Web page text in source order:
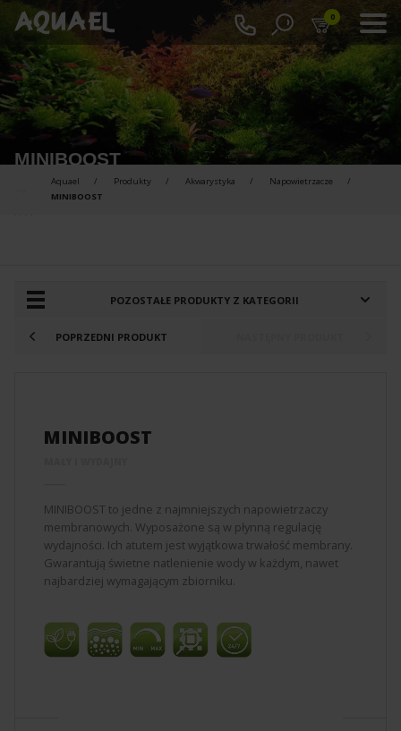
0
MINIBOOST
Aquael Produkty Akwarystyka
Napowietrzacze
MINIBOOST
PRODUKTY DO PORÓWNANIA :
POZOSTAŁE PRODUKTY Z KATEGORII
POPRZEDNI PRODUKT
MINIBOOST
MINIBOOST to jedne z najmniejszych napowietrzaczy
membranowych. Wyposażone są w płynną regulację
wydajności. Ich atutem jest wyjątkowa trwałość membrany.
Gwarantują świetne natlenienie wody w każdym, nawet
najbardziej wymagającym zbiorniku.